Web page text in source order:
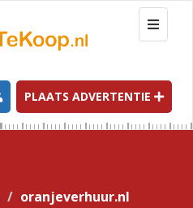
T
o
g
l
e
n
PLAATS ADVERTENTIE
oranjeverhuur.nl